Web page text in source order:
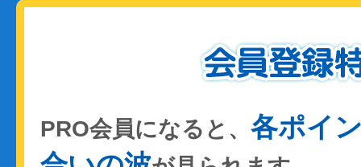
PRO会員になると、 各ポイ